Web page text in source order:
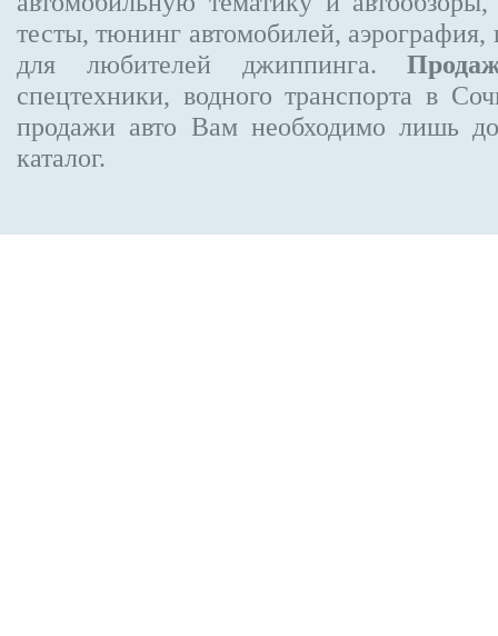
тесты, тюнинг автомобилей,
для любителей джиппинга.
спецтехники, водного транспорта в
продажи авто Вам необходимо лишь
каталог.